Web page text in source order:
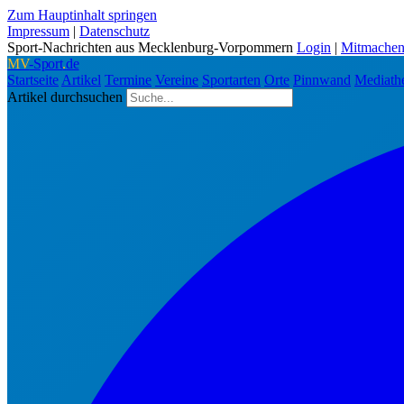
Zum Hauptinhalt springen
Impressum | Datenschutz
Sport-Nachrichten aus Mecklenburg-Vorpommern Login | Mitmachen
MV-Sport.de
Startseite Artikel Termine Vereine Sportarten Orte Pinnwand
Artikel durchsuchen